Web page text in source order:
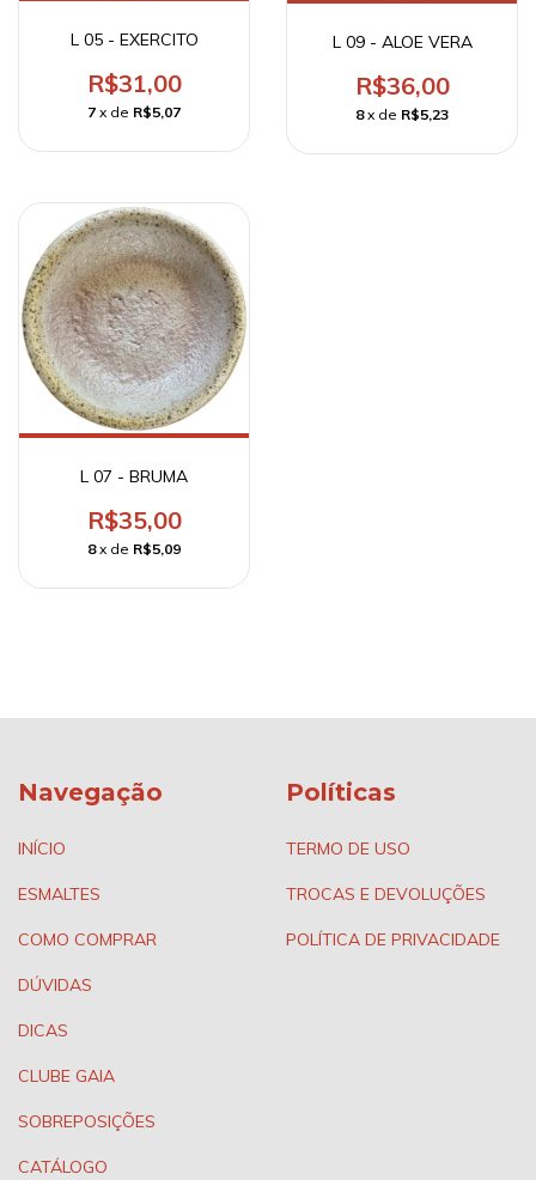
L 05 - EXERCITO
R$31,00
7 x de R$5,07
L 09 - ALOE VERA
R$36,00
8 x de R$5,23
L 07 - BRUMA
R$35,00
8 x de R$5,09
Navegação
INÍCIO
ESMALTES
COMO COMPRAR
DÚVIDAS
DICAS
CLUBE GAIA
SOBREPOSIÇÕES
CATÁLOGO
Políticas
TERMO DE USO
TROCAS E DEVOLUÇÕES
POLÍTICA DE PRIVACIDADE